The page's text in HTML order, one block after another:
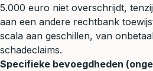
5.000 euro niet overschrijdt,
aan een andere rechtbank
scala aan geschillen, van
schadeclaims.
Specifieke bevoegdheden